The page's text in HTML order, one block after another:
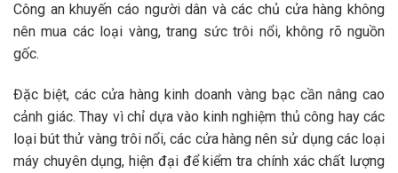
Công an khuyến cáo người dân và các chủ cửa hàng không
nên mua các loại vàng, trang sức trôi nổi, không rõ nguồn
gốc.
Đặc biệt, các cửa hàng kinh doanh vàng bạc cần nâng cao
cảnh giác. Thay vì chỉ dựa vào kinh nghiệm thủ công hay các
loại bút thử vàng trôi nổi, các cửa hàng nên sử dụng các loại
máy chuyên dụng, hiện đại để kiểm tra chính xác chất lượng